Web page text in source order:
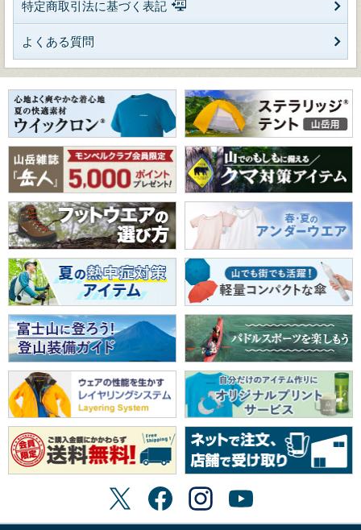
特定商取引法に基づく表記
よくある質問